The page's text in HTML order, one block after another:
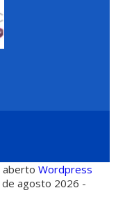
abertoWordpress
agosto 2026 -